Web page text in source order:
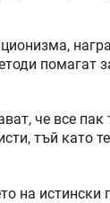
помагат
че все
тъй като
на истински